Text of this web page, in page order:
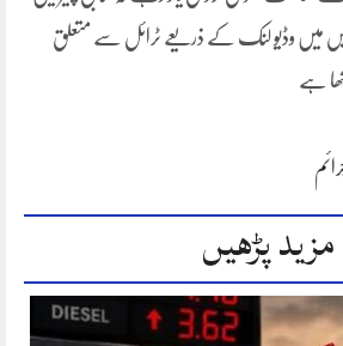
کیس میں وڈیو لنک کے ذریعے ٹرائل سے متعلق
ہے
مزید پڑھیں